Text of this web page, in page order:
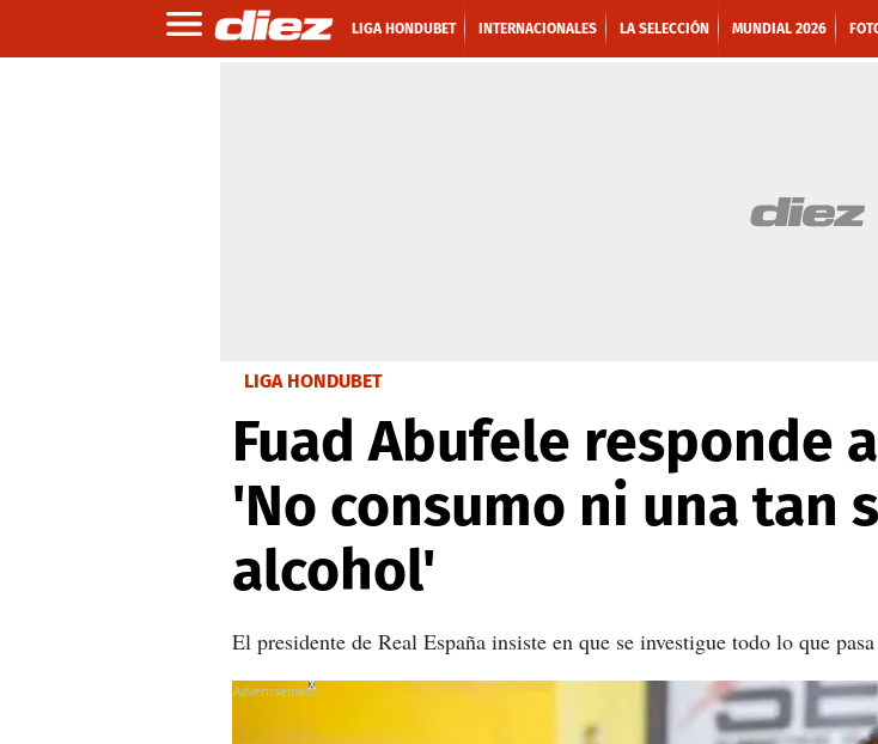
LIGA HONDUBET INTERNACIONALES LA SELECCIÓN MUNDIAL 2026
LIGA HONDUBET
Fuad Abufele responde
'No consumo ni una tan
alcohol'
El presidente de Real España insiste en que se investigue todo lo que
X